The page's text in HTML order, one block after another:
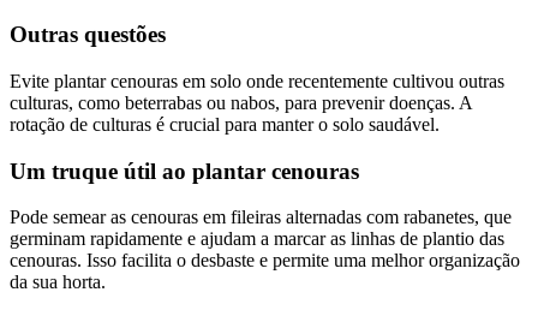
Outras questões
Evite plantar cenouras em solo onde recentemente cultivou outras
culturas, como beterrabas ou nabos, para prevenir doenças. A
rotação de culturas é crucial para manter o solo saudável.
Um truque útil ao plantar cenouras
Pode semear as cenouras em fileiras alternadas com rabanetes, que
germinam rapidamente e ajudam a marcar as linhas de plantio das
cenouras. Isso facilita o desbaste e permite uma melhor organização
da sua horta.